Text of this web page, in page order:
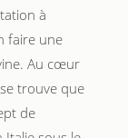
à
faire une
Au cœur
trouve que
de